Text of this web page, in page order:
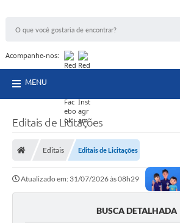
Acompanhe-nos:
MENU
Editais de Licitações
Editais Editais de Licitações
Atualizado em: 31/07/2026 às 08h29
BUSCA DETALHADA